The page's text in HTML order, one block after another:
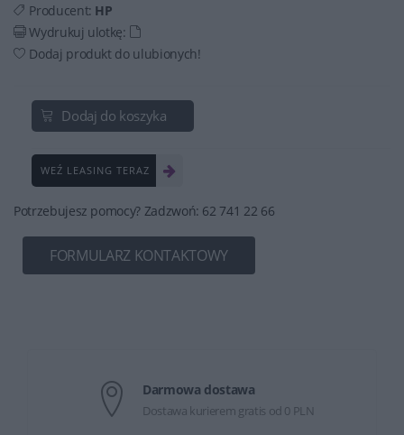
Producent: HP
Wydrukuj ulotkę:
Dodaj produkt do ulubionych!
Dodaj do koszyka
WEŹ LEASING TERAZ
Potrzebujesz pomocy? Zadzwoń: 62 741 22 66
FORMULARZ KONTAKTOWY
Darmowa dostawa
Dostawa kurierem gratis od 0 PLN